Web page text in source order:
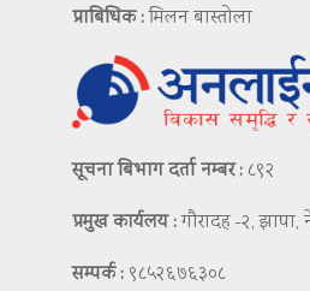
प्राबिधिक :मिलन बास्तोला
सूचना बिभाग दर्ता नम्बर : ८९२
प्रमुख कार्यलय :गौरादह -२, झापा,
सम्पर्क : ९८५२६७६३०८